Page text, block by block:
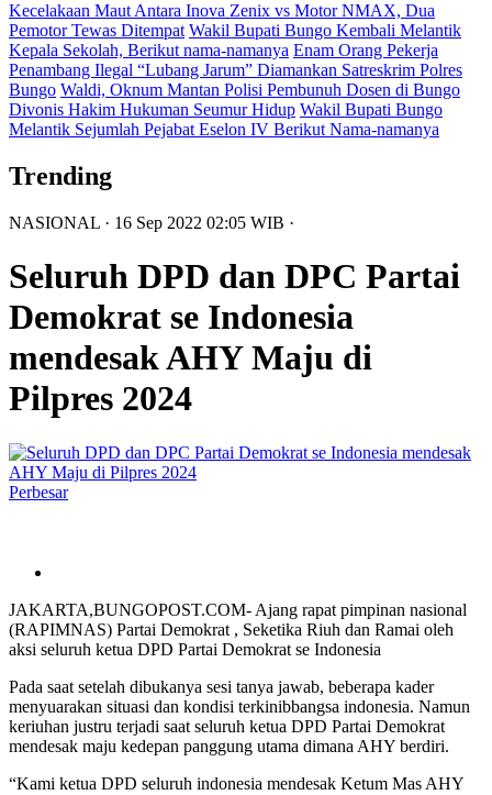
Kecelakaan Maut Antara Inova Zenix vs Motor NMAX, Dua
Pemotor Tewas Ditempat Wakil Bupati Bungo Kembali Melantik
Kepala Sekolah, Berikut nama-namanya Enam Orang Pekerja
Penambang Ilegal “Lubang Jarum” Diamankan Satreskrim Polres
Bungo Waldi, Oknum Mantan Polisi Pembunuh Dosen di Bungo
Divonis Hakim Hukuman Seumur Hidup Wakil Bupati Bungo
Melantik Sejumlah Pejabat Eselon IV Berikut Nama-namanya
Trending
NASIONAL · 16 Sep 2022 02:05 WIB ·
Seluruh DPD dan DPC Partai
Demokrat se Indonesia
mendesak AHY Maju di
Pilpres 2024
Perbesar
JAKARTA,BUNGOPOST.COM- Ajang rapat pimpinan nasional
(RAPIMNAS) Partai Demokrat , Seketika Riuh dan Ramai oleh
aksi seluruh ketua DPD Partai Demokrat se Indonesia
Pada saat setelah dibukanya sesi tanya jawab, beberapa kader
menyuarakan situasi dan kondisi terkinibbangsa indonesia. Namun
keriuhan justru terjadi saat seluruh ketua DPD Partai Demokrat
mendesak maju kedepan panggung utama dimana AHY berdiri.
“Kami ketua DPD seluruh indonesia mendesak Ketum Mas AHY